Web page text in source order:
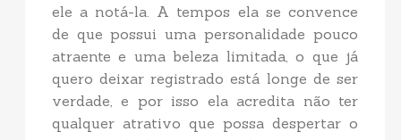
ele a notá-la. A tempos ela se convence
de que possui uma personalidade pouco
atraente e uma beleza limitada, o que já
quero deixar registrado está longe de ser
verdade, e por isso ela acredita não ter
qualquer atrativo que possa despertar o